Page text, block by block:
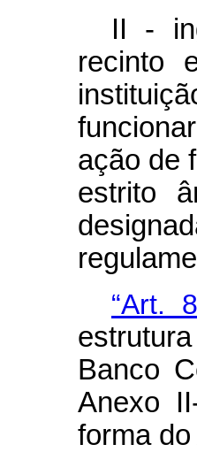
II -
recinto
ação de
estrito
“Art.
Banco
Anexo
forma